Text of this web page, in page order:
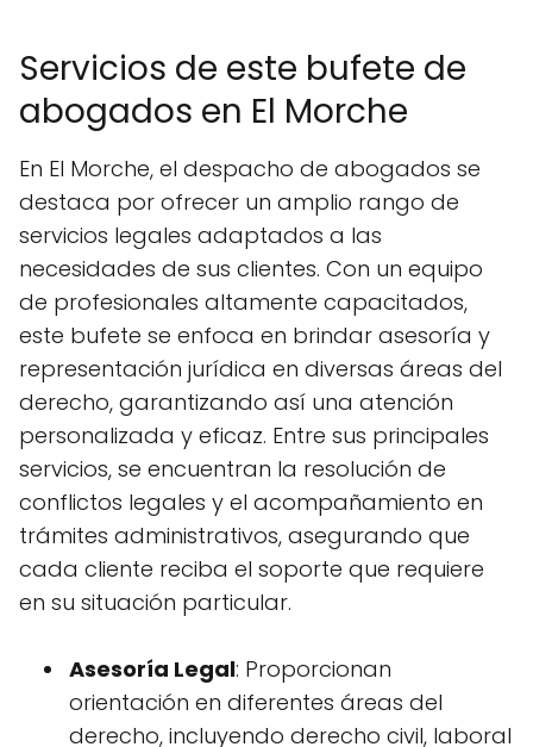
Servicios de este bufete de
abogados en El Morche
En El Morche, el despacho de abogados se
destaca por ofrecer un amplio rango de
servicios legales adaptados a las
necesidades de sus clientes. Con un equipo
de profesionales altamente capacitados,
este bufete se enfoca en brindar asesoría y
representación jurídica en diversas áreas del
derecho, garantizando así una atención
personalizada y eficaz. Entre sus principales
servicios, se encuentran la resolución de
conflictos legales y el acompañamiento en
trámites administrativos, asegurando que
cada cliente reciba el soporte que requiere
en su situación particular.
Asesoría Legal: Proporcionan
orientación en diferentes áreas del
derecho, incluyendo derecho civil, laboral